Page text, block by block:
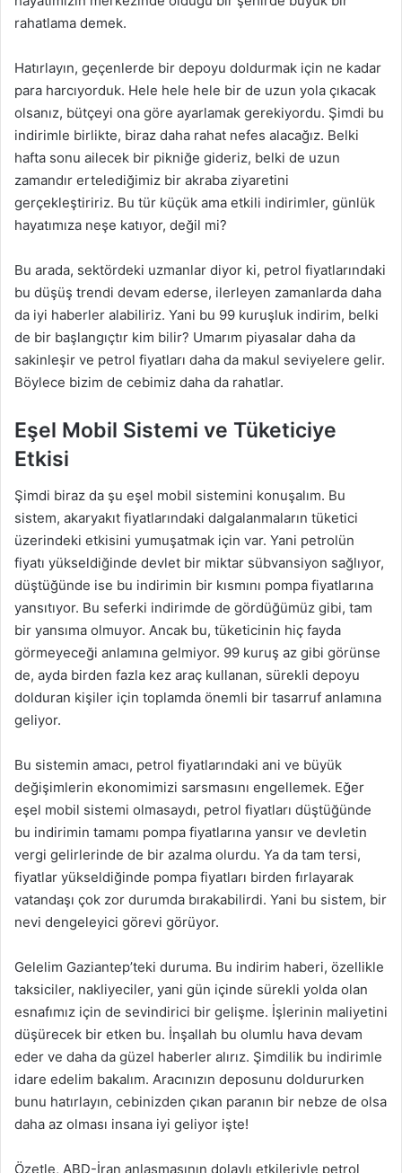
rahatlama demek.
Hatırlayın, geçenlerde bir depoyu doldurmak için ne kadar
para harcıyorduk. Hele hele hele bir de uzun yola çıkacak
olsanız, bütçeyi ona göre ayarlamak gerekiyordu. Şimdi bu
indirimle birlikte, biraz daha rahat nefes alacağız. Belki
hafta sonu ailecek bir pikniğe gideriz, belki de uzun
zamandır ertelediğimiz bir akraba ziyaretini
gerçekleştiririz. Bu tür küçük ama etkili indirimler, günlük
hayatımıza neşe katıyor, değil mi?
Bu arada, sektördeki uzmanlar diyor ki, petrol fiyatlarındaki
bu düşüş trendi devam ederse, ilerleyen zamanlarda daha
da iyi haberler alabiliriz. Yani bu 99 kuruşluk indirim, belki
de bir başlangıçtır kim bilir? Umarım piyasalar daha da
sakinleşir ve petrol fiyatları daha da makul seviyelere gelir.
Böylece bizim de cebimiz daha da rahatlar.
Eşel Mobil Sistemi ve Tüketiciye
Etkisi
Şimdi biraz da şu eşel mobil sistemini konuşalım. Bu
sistem, akaryakıt fiyatlarındaki dalgalanmaların tüketici
üzerindeki etkisini yumuşatmak için var. Yani petrolün
fiyatı yükseldiğinde devlet bir miktar sübvansiyon sağlıyor,
düştüğünde ise bu indirimin bir kısmını pompa fiyatlarına
yansıtıyor. Bu seferki indirimde de gördüğümüz gibi, tam
bir yansıma olmuyor. Ancak bu, tüketicinin hiç fayda
görmeyeceği anlamına gelmiyor. 99 kuruş az gibi görünse
de, ayda birden fazla kez araç kullanan, sürekli depoyu
dolduran kişiler için toplamda önemli bir tasarruf anlamına
geliyor.
Bu sistemin amacı, petrol fiyatlarındaki ani ve büyük
değişimlerin ekonomimizi sarsmasını engellemek. Eğer
eşel mobil sistemi olmasaydı, petrol fiyatları düştüğünde
bu indirimin tamamı pompa fiyatlarına yansır ve devletin
vergi gelirlerinde de bir azalma olurdu. Ya da tam tersi,
fiyatlar yükseldiğinde pompa fiyatları birden fırlayarak
vatandaşı çok zor durumda bırakabilirdi. Yani bu sistem, bir
nevi dengeleyici görevi görüyor.
Gelelim Gaziantep’teki duruma. Bu indirim haberi, özellikle
taksiciler, nakliyeciler, yani gün içinde sürekli yolda olan
esnafımız için de sevindirici bir gelişme. İşlerinin maliyetini
düşürecek bir etken bu. İnşallah bu olumlu hava devam
eder ve daha da güzel haberler alırız. Şimdilik bu indirimle
idare edelim bakalım. Aracınızın deposunu doldururken
bunu hatırlayın, cebinizden çıkan paranın bir nebze de olsa
daha az olması insana iyi geliyor işte!
Özetle, ABD-İran anlaşmasının dolaylı etkileriyle petrol